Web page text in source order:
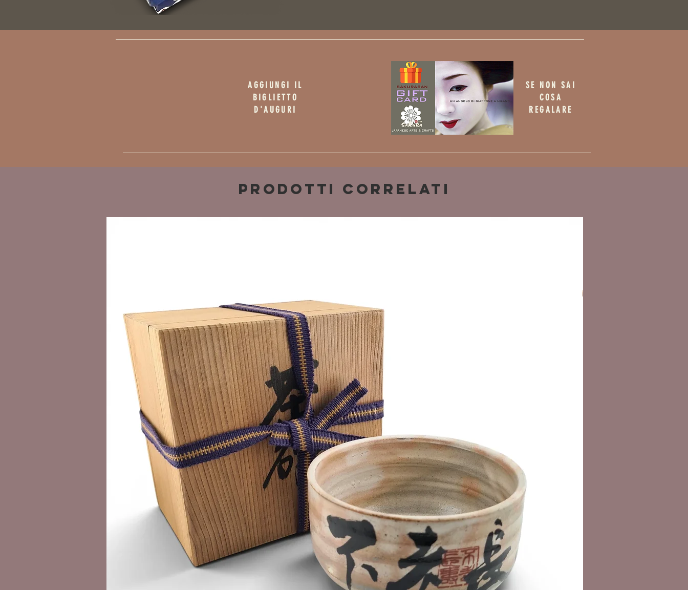
AGGIUNGI IL
BIGLIETTO
D'AUGURI
SE NON SAI
COSA
REGALARE
Prodotti correlati